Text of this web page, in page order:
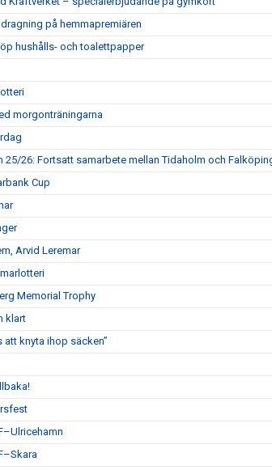
på hemmapremiären
hushålls- och toalettpapper
morgonträningarna
25/26: Fortsatt samarbete mellan Tidaholm och
Cup
Arvid Leremar
Memorial Trophy
klart
att knyta ihop säcken”